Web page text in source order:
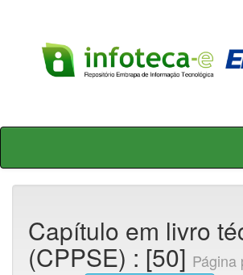
Skip
Capítulo em livro
(CPPSE) : [50] Página